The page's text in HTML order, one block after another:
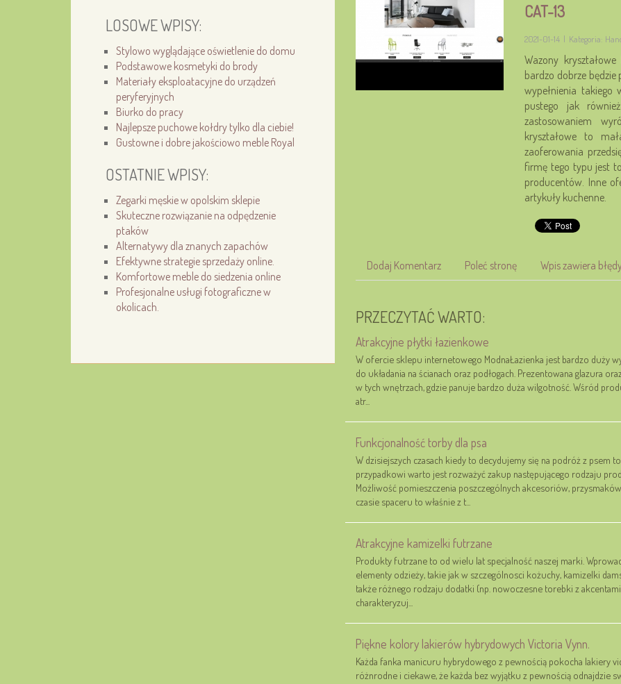
LOSOWE WPISY:
Stylowo wyglądające oświetlenie do domu
Podstawowe kosmetyki do brody
Materiały eksploatacyjne do urządzeń
peryferyjnych
Biurko do pracy
Najlepsze puchowe kołdry tylko dla ciebie!
Gustowne i dobre jakościowo meble Royal
OSTATNIE WPISY:
Zegarki męskie w opolskim sklepie
Skuteczne rozwiązanie na odpędzenie
ptaków
Alternatywy dla znanych zapachów
Efektywne strategie sprzedaży online.
Komfortowe meble do siedzenia online
Profesjonalne usługi fotograficzne w
okolicach.
CAT-13
2021-01-14 | Kategoria:
Wazony
bardzo dobrze będzie
wypełnienia takiego
pustego jak
zastosowaniem
kryształowe to
zaoferowania
firmę tego typu jest
producentów. Inne
artykuły kuchenne.
Dodaj Komentarz Poleć stronę Wpis zawiera
PRZECZYTAĆ WARTO:
Atrakcyjne płytki łazienkowe
W ofercie sklepu internetowego ModnaŁazienka jest bardzo duży
do układania na ścianach oraz podłogach. Prezentowana glazura
w tych wnętrzach, gdzie panuje bardzo duża wilgotność. Wśród
atr...
Funkcjonalność torby dla psa
W dzisiejszych czasach kiedy to decydujemy się na podróż z psem
przypadkowi warto jest rozważyć zakup następującego rodzaju
Możliwość pomieszczenia poszczególnych akcesoriów,
czasie spaceru to właśnie z t...
Atrakcyjne kamizelki futrzane
Produkty futrzane to od wielu lat specjalność naszej marki.
elementy odzieży, takie jak w szczególnosci kożuchy, kamizelki
także różnego rodzaju dodatki (np. nowoczesne torebki z
charakteryzuj...
Piękne kolory lakierów hybrydowych Victoria Vynn.
Każda fanka manicuru hybrydowego z pewnością pokocha lakiery
różnrodne i ciekawe, że każda bez wyjątku z pewnością odnajdzie